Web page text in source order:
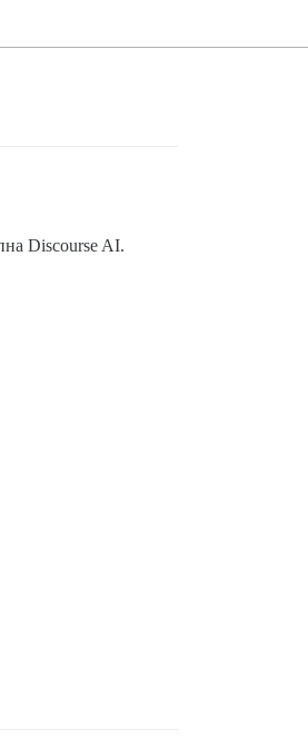
Discourse AI.